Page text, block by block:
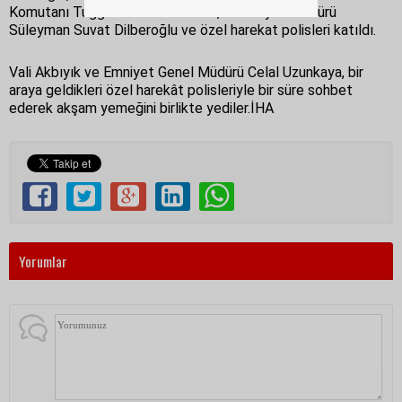
Komutanı Tuğgeneral Nuri Öztürk, İl Emniyet Müdürü
Süleyman Suvat Dilberoğlu ve özel harekat polisleri katıldı.
Vali Akbıyık ve Emniyet Genel Müdürü Celal Uzunkaya, bir
araya geldikleri özel harekât polisleriyle bir süre sohbet
ederek akşam yemeğini birlikte yediler.İHA
Yorumlar